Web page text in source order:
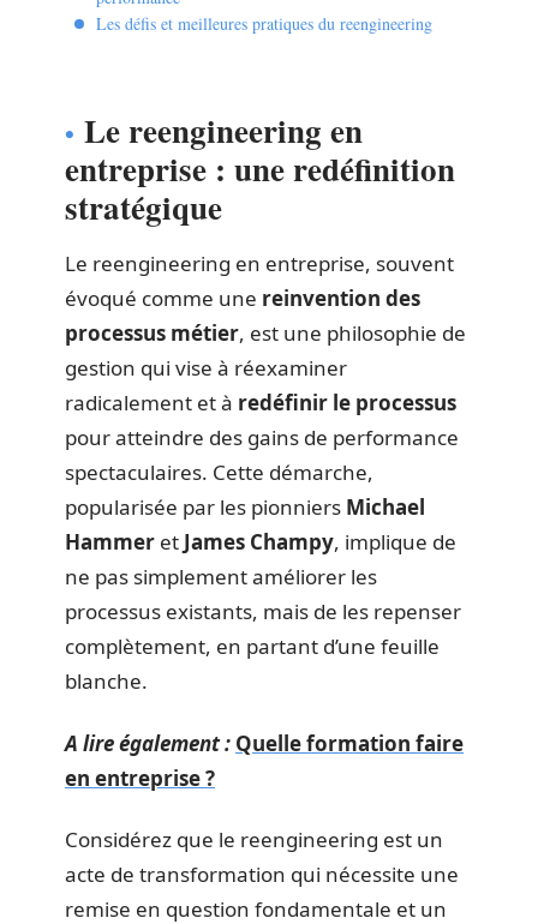
Les défis et meilleures pratiques du reengineering
Le reengineering en
entreprise : une redéfinition
stratégique
Le reengineering en entreprise, souvent
évoqué comme une reinvention des
processus métier, est une philosophie de
gestion qui vise à réexaminer
radicalement et à redéfinir le processus
pour atteindre des gains de performance
spectaculaires. Cette démarche,
popularisée par les pionniers Michael
Hammer et James Champy, implique de
ne pas simplement améliorer les
processus existants, mais de les repenser
complètement, en partant d’une feuille
blanche.
A lire également : Quelle formation faire
en entreprise ?
Considérez que le reengineering est un
acte de transformation qui nécessite une
remise en question fondamentale et un